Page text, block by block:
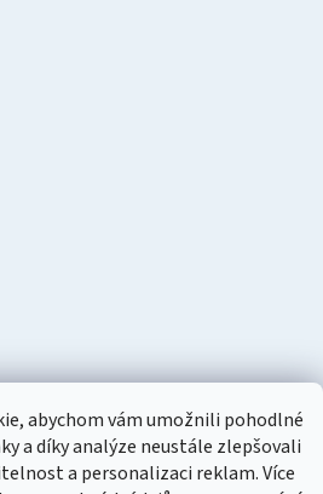
abychom vám umožnili pohodlné
a díky analýze neustále zlepšovali
a personalizaci reklam. Více